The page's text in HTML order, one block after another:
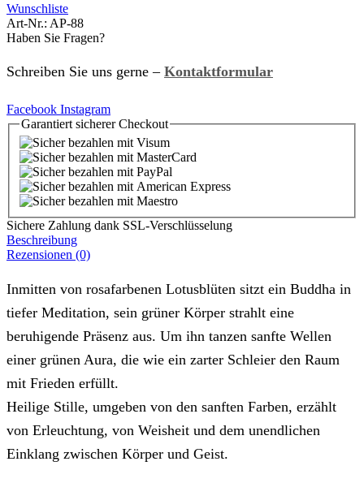
Wunschliste
Art-Nr.: AP-88
Haben Sie Fragen?
Schreiben Sie uns gerne – Kontaktformular
Facebook Instagram
Garantiert sichererCheckout
Sichere Zahlung dank SSL-Verschlüsselung
Beschreibung
Rezensionen (0)
Inmitten von rosafarbenen Lotusblüten sitzt ein Buddha in
tiefer Meditation, sein grüner Körper strahlt eine
beruhigende Präsenz aus. Um ihn tanzen sanfte Wellen
einer grünen Aura, die wie ein zarter Schleier den Raum
mit Frieden erfüllt.
Heilige Stille, umgeben von den sanften Farben, erzählt
von Erleuchtung, von Weisheit und dem unendlichen
Einklang zwischen Körper und Geist.